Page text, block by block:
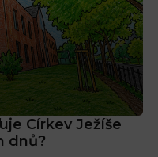
Církev Ježíše
dnů?